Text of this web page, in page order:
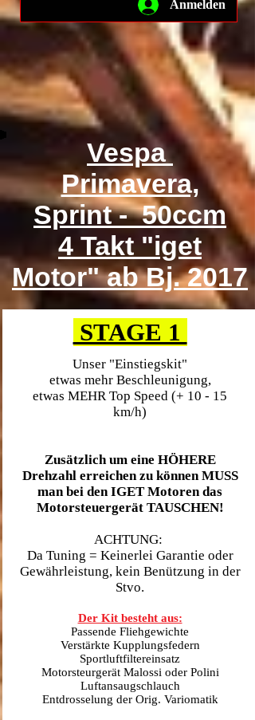
Anmelden
Vespa
Primavera,
Sprint - 50ccm
4 Takt "iget
Motor" ab Bj. 2017
STAGE 1
Unser "Einstiegskit"
etwas mehr Beschleunigung,
etwas MEHR Top Speed (+ 10 - 15
km/h)
Zusätzlich um eine HÖHERE
Drehzahl erreichen zu können MUSS
man bei den IGET Motoren das
Motorsteuergerät TAUSCHEN!
ACHTUNG:
Da Tuning = Keinerlei Garantie oder
Gewährleistung, kein Benützung in der
Stvo.
Der Kit besteht aus:
Passende Fliehgewichte
Verstärkte Kupplungsfedern
Sportluftfiltereinsatz
Motorsteurgerät Malossi oder Polini
Luftansaugschlauch
Entdrosselung der Orig. Variomatik